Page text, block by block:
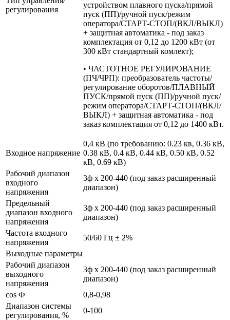
регулирования
устройством плавного пуска/прямой
пуск (ПП)/ручной пуск/режим
оператора/СТАРТ-СТОП/(ВКЛ/ВЫКЛ)
+ защитная автоматика - под заказ
комплектация от 0,12 до 1200 кВт (от
300 кВт стандартный комлект);
• ЧАСТОТНОЕ РЕГУЛИРОВАНИЕ
(ПЧ/ЧРП): преобразователь частоты/
регулирование оборотов/ПЛАВНЫЙ
ПУСК/прямой пуск (ПП)/ручной пуск/
режим оператора/СТАРТ-СТОП/(ВКЛ/
ВЫКЛ) + защитная автоматика - под
заказ комплектация от 0,12 до 1400 кВт.
Входное напряжение
0,4 кВ (по требованию: 0.23 кв, 0.36 кВ,
0.38 кВ, 0.4 кВ, 0.44 кВ, 0.50 кВ, 0.52
кВ, 0.69 кВ)
Рабочий диапазон
входного
напряжения
3ф х 200-440 (под заказ расширенный
диапазон)
Предельный
диапазон входного
напряжения
3ф х 200-440 (под заказ расширенный
диапазон)
Частота входного
напряжения
50/60 Гц ± 2%
Выходные параметры
Рабочий диапазон
выходного
напряжения
3ф х 200-440 (под заказ расширенный
диапазон)
cos Ф
0,8-0,98
Диапазон системы
регулирования, %
0-100